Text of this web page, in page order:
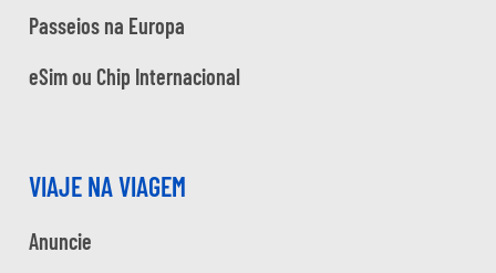
Passeios na Europa
eSim ou Chip Internacional
VIAJE NA VIAGEM
Anuncie